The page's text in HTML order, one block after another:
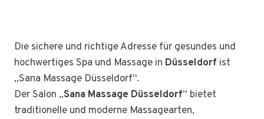
Die sichere und richtige Adresse für gesundes und
hochwertiges Spa und Massage in Düsseldorf ist
„Sana Massage Düsseldorf“.
Der Salon „Sana Massage Düsseldorf“ bietet
traditionelle und moderne Massagearten,